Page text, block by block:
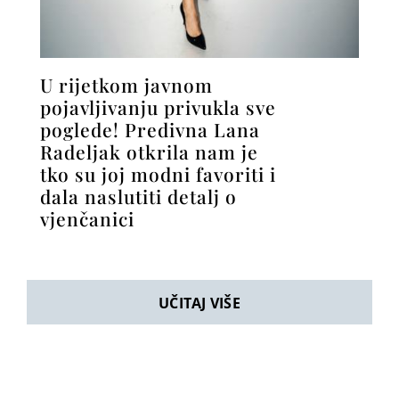
U rijetkom javnom
pojavljivanju privukla sve
poglede! Predivna Lana
Radeljak otkrila nam je
tko su joj modni favoriti i
dala naslutiti detalj o
vjenčanici
UČITAJ VIŠE